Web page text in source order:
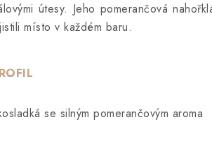
útesy. Jeho pomerančová
místo v každém baru.
se silným pomerančovým aroma